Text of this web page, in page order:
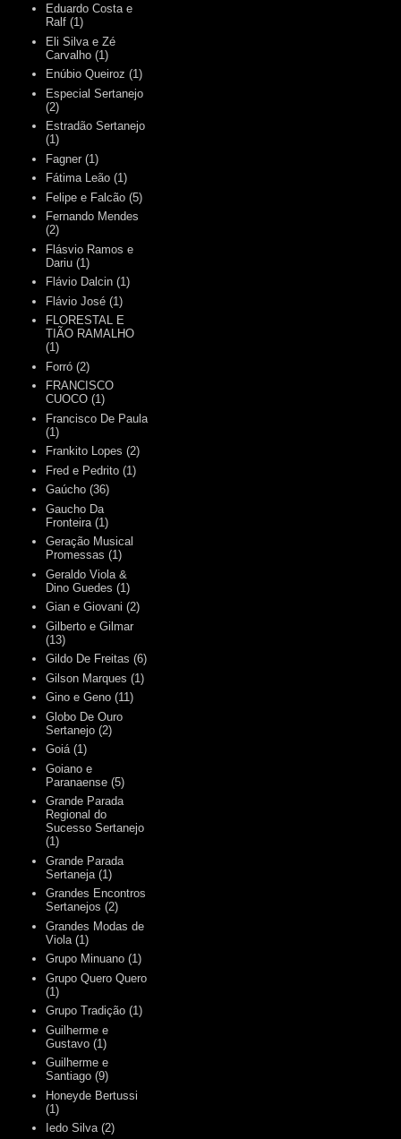
Eduardo Costa e
Ralf (1)
Eli Silva e Zé
Carvalho (1)
Enúbio Queiroz (1)
Especial Sertanejo
(2)
Estradão Sertanejo
(1)
Fagner (1)
Fátima Leão (1)
Felipe e Falcão (5)
Fernando Mendes
(2)
Flásvio Ramos e
Dariu (1)
Flávio Dalcin (1)
Flávio José (1)
FLORESTAL E
TIÃO RAMALHO
(1)
Forró (2)
FRANCISCO
CUOCO (1)
Francisco De Paula
(1)
Frankito Lopes (2)
Fred e Pedrito (1)
Gaúcho (36)
Gaucho Da
Fronteira (1)
Geração Musical
Promessas (1)
Geraldo Viola &
Dino Guedes (1)
Gian e Giovani (2)
Gilberto e Gilmar
(13)
Gildo De Freitas (6)
Gilson Marques (1)
Gino e Geno (11)
Globo De Ouro
Sertanejo (2)
Goiá (1)
Goiano e
Paranaense (5)
Grande Parada
Regional do
Sucesso Sertanejo
(1)
Grande Parada
Sertaneja (1)
Grandes Encontros
Sertanejos (2)
Grandes Modas de
Viola (1)
Grupo Minuano (1)
Grupo Quero Quero
(1)
Grupo Tradição (1)
Guilherme e
Gustavo (1)
Guilherme e
Santiago (9)
Honeyde Bertussi
(1)
Iedo Silva (2)